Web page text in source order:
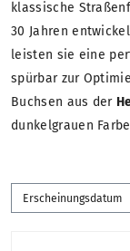
klassische
30 Jahren
leisten sie eine
spürbar zur
Buchsen aus der
dunkelgrauen